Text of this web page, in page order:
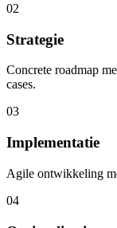
02
Strategie
Concrete roadmap
cases.
03
Implementatie
Agile ontwikkeling
04